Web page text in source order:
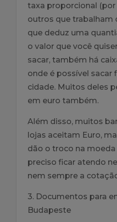
taxa proporcional (por
outros que trabalham
que deduz uma
o valor que você
sacar, também há
onde é possível sacar
cidade. Muitos deles
em euro também.
Além disso, muitos
lojas aceitam Euro,
dão o troco na moeda
preciso ficar atendo
nem sempre a
3. Documentos para
Budapeste